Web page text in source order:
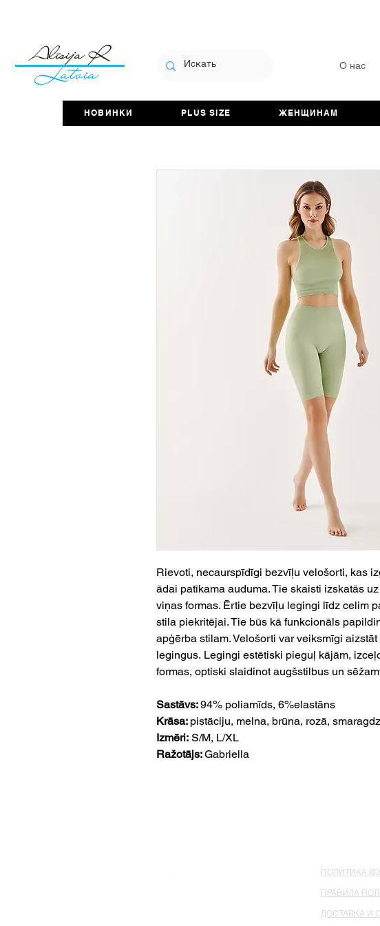
О нас
НОВИНКИ PLUS SIZE ЖЕНЩИНАМ
Rievoti, necaurspīdīgi bezvīļu velošorti, kas
ādai patīkama auduma. Tie skaisti izskatās
viņas formas. Ērtie bezvīļu legingi līdz celim
stila piekritējai. Tie būs kā funkcionāls
apģērba stilam. Velošorti var veiksmīgi
legingus. Legingi estētiski pieguļ kājām,
formas, optiski slaidinot augšstilbus un
Sastāvs:94% poliamīds, 6%elastāns
Krāsa: pistāciju, melna, brūna, rozā,
Izmēri: S/M, L/XL
Ražotājs:Gabriella
ПОЛИТИКА
ПРАВИЛА
ДОСТАВКА И